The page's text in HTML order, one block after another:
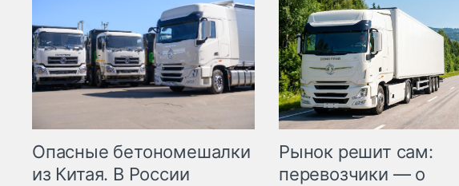
Опасные бетономешалки
из Китая. В России
Рынок решит сам:
перевозчики — о